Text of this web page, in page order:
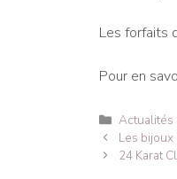
Les forfaits
Pour en
Catégories
Actualités
Navigation
des
Les
24 Karat